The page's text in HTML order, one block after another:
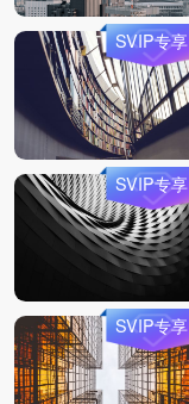
SVIP专享
SVIP专享
SVIP专享